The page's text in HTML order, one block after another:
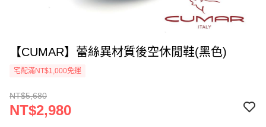
【CUMAR】蕾絲異材質後空休閒鞋(黑色)
宅配滿NT$1,000免運
NT$5,680
NT$2,980